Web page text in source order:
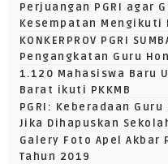
Perjuangan PGRI agar
Kesempatan Mengikuti
KONKERPROV PGRI
Pengangkatan Guru
1.120 Mahasiswa Baru
Barat ikuti PKKMB
PGRI: Keberadaan
Jika Dihapuskan
Galery Foto Apel Akbar
Tahun 2019